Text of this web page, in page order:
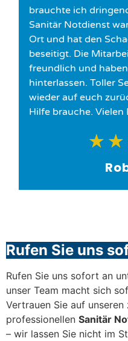
brauchte ich
Sanitär Notdienst
Ort und hat den
beseitigt. Die
freundlich und
hinterlassen. Toller
wieder auf euch
Hilfe brauche. Vielen
★ ★
Rufen Sie uns
Rufen Sie uns sofort an
unser Team macht sich
Vertrauen Sie auf unseren
professionellen Sanitär
– wir lassen Sie nicht im